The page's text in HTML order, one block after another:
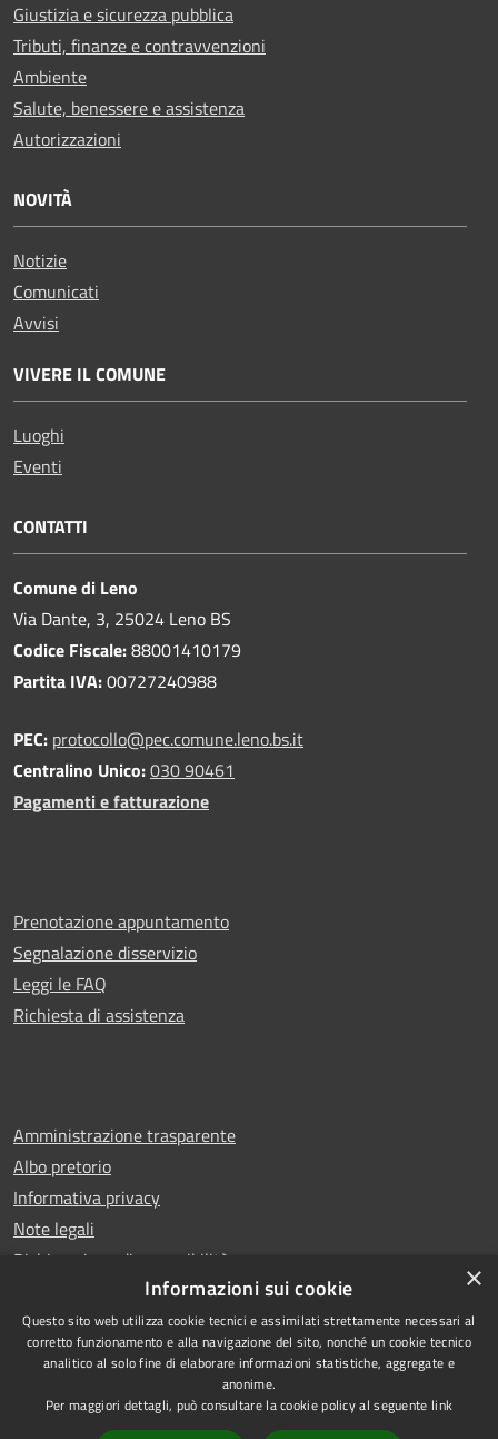
Giustizia e sicurezza pubblica
Tributi, finanze e contravvenzioni
Ambiente
Salute, benessere e assistenza
Autorizzazioni
NOVITÀ
Notizie
Comunicati
Avvisi
VIVERE IL COMUNE
Luoghi
Eventi
CONTATTI
Comune di Leno
Via Dante, 3, 25024 Leno BS
Codice Fiscale:88001410179
Partita IVA:00727240988
PEC: protocollo@pec.comune.leno.bs.it
Centralino Unico:030 90461
Pagamenti e fatturazione
Prenotazione appuntamento
Segnalazione disservizio
Leggi le FAQ
Richiesta di assistenza
Amministrazione trasparente
Albo pretorio
Informativa privacy
Note legali
Dichiarazione di accessibilità
RSS
Accessibilità
Copyright © 2026 • Comune di
Leno • Powered by
Municipium•Accesso
×
Informazioni sui cookie
Questo sito web utilizza cookie tecnici e assimilati strettamente necessari al
corretto funzionamento e alla navigazione del sito, nonché un cookie tecnico
analitico al solo fine di elaborare informazioni statistiche, aggregate e
anonime.
Per maggiori dettagli, può consultare la cookie policy al seguente link